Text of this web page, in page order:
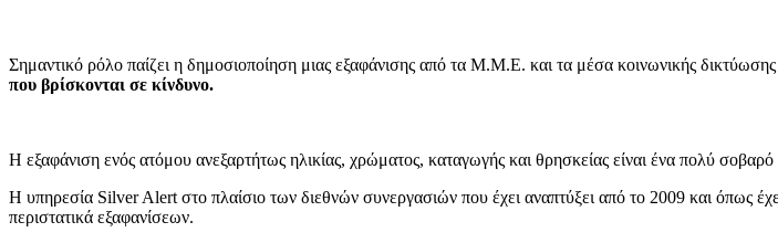
Σημαντικό ρόλο παίζει η δημοσιοποίηση μιας εξαφάνισης από τα Μ.Μ.Ε. και τα μέσα κοινωνικής
που βρίσκονται σε κίνδυνο.
Η εξαφάνιση ενός ατόμου ανεξαρτήτως ηλικίας, χρώματος, καταγωγής και θρησκείας είναι ένα πολύ σοβαρό
Η υπηρεσία Silver Alert στο πλαίσιο των διεθνών συνεργασιών που έχει αναπτύξει από το 2009 και όπως
περιστατικά εξαφανίσεων.